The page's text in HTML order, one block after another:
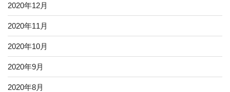
2020年12月
2020年11月
2020年10月
2020年9月
2020年8月